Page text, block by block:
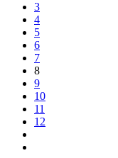
3
4
5
6
7
8
9
10
11
12